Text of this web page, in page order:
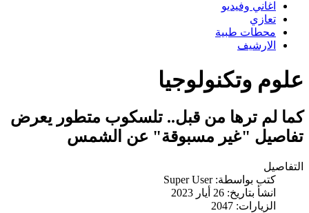
اغاني وفيديو
تعازي
محطات طبية
الارشيف
علوم وتكنولوجيا
كما لم ترها من قبل.. تلسكوب متطور يعرض
تفاصيل "غير مسبوقة" عن الشمس
التفاصيل
كتب بواسطة:Super User
انشأ بتاريخ: 26 أيار 2023
الزيارات: 2047